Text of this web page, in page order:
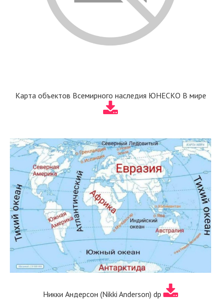
Карта объектов Всемирного наследия ЮНЕСКО В мире
Никки Андерсон (Nikki Anderson) dp